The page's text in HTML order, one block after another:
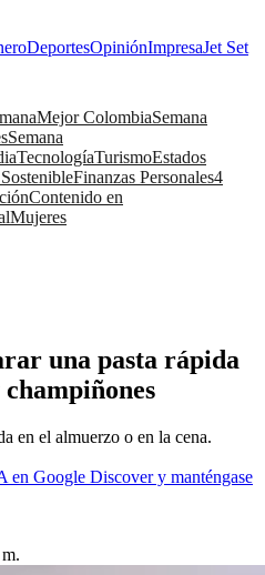
DeportesOpiniónImpresaJet Set
Mejor ColombiaSemana
Semana
TecnologíaTurismoEstados
Finanzas Personales4
Contenido en
Mujeres
una pasta rápida
en el almuerzo o en la cena.
en Google Discover y manténgase